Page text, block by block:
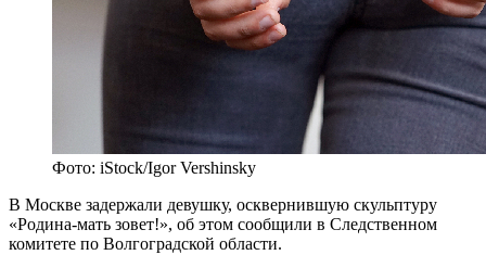
Фото: iStock/Igor Vershinsky
В Москве задержали девушку, осквернившую скульптуру
«Родина-мать зовет!», об этом сообщили в Следственном
комитете по Волгоградской области.